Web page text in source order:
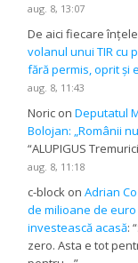
aug. 8, 13:07
De aici fiecare
volanul unui TIR cu
fără permis, oprit și
aug. 8, 11:43
Noric onDeputatul
Bolojan: „Românii
“ALUPIGUS
aug. 8, 11:18
c-block onAdrian
de milioane de
investească acasă: “
zero. Asta e tot